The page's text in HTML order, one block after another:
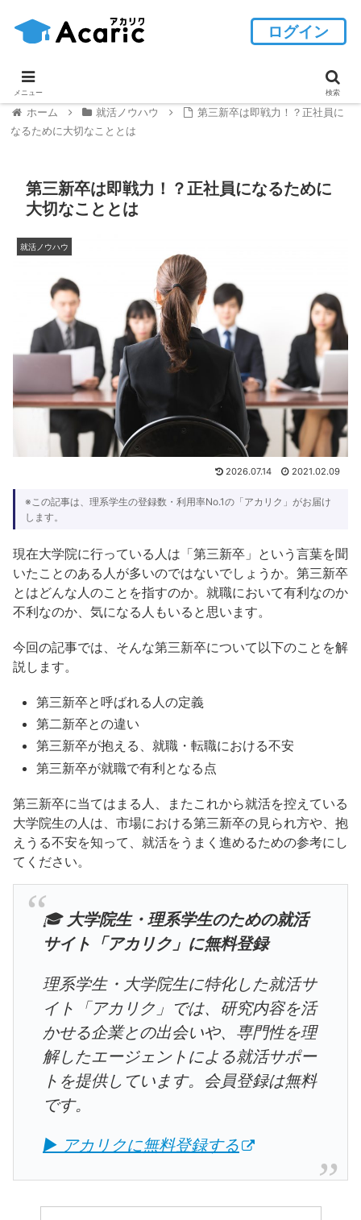
ホーム 就活ノウハウ
第三新卒は即戦力！？正社員に
なるために大切なこととは
第三新卒は即戦力！？正社員になるために
大切なこととは
就活ノウハウ
2026.07.14 2021.02.09
※この記事は、理系学生の登録数・利用率No.1の「アカリク」がお届け
します。
現在大学院に行っている人は「第三新卒」という言葉を聞
いたことのある人が多いのではないでしょうか。第三新卒
とはどんな人のことを指すのか。就職において有利なのか
不利なのか、気になる人もいると思います。
今回の記事では、そんな第三新卒について以下のことを解
説します。
第三新卒と呼ばれる人の定義
第二新卒との違い
第三新卒が抱える、就職・転職における不安
第三新卒が就職で有利となる点
第三新卒に当てはまる人、またこれから就活を控えている
大学院生の人は、市場における第三新卒の見られ方や、抱
えうる不安を知って、就活をうまく進めるための参考にし
てください。
🎓 大学院生・理系学生のための就活
サイト「アカリク」に無料登録
理系学生・大学院生に特化した就活サ
イト「アカリク」では、研究内容を活
かせる企業との出会いや、専門性を理
解したエージェントによる就活サポー
トを提供しています。会員登録は無料
です。
▶ アカリクに無料登録する
ログイン
メニュー 検索